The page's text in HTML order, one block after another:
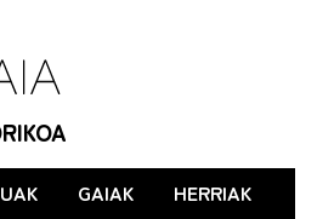
GAIAK
HERRIAK